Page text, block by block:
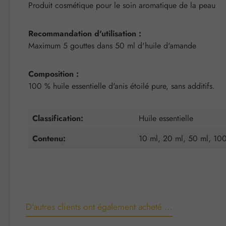
Produit cosmétique pour le soin aromatique de la peau
Recommandation d'utilisation :
Maximum 5 gouttes dans 50 ml d'huile d'amande
Composition :
100 % huile essentielle d'anis étoilé pure, sans additifs.
Classification:
Huile essentielle
Contenu:
10 ml, 20 ml, 50 ml,
D'autres clients ont également acheté …